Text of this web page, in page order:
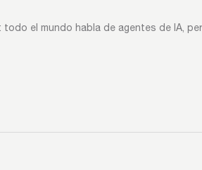
el mundo habla de agentes de IA,